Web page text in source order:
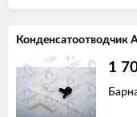
Конденсатоотводчик
1